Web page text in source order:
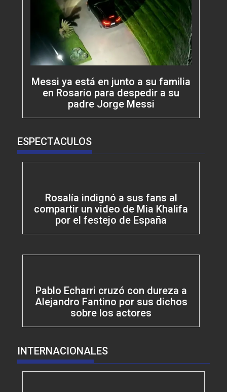
Messi ya está en junto a su familia
en Rosario para despedir a su
padre Jorge Messi
ESPECTACULOS
Rosalía indignó a sus fans al
compartir un video de Mia Khalifa
por el festejo de España
Pablo Echarri cruzó con dureza a
Alejandro Fantino por sus dichos
sobre los actores
INTERNACIONALES